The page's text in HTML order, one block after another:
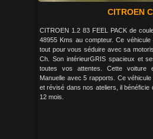
CITROEN
CITROEN 1.2 83 FEEL PACK de
48955 Kms au compteur. Ce
tout pour vous séduire avec sa
Ch. Son intérieurGRIS spacieux et
toutes vos attentes. Cette voiture
Manuelle avec 5 rapports. Ce
et révisé dans nos ateliers, il bénéficie
12 mois.